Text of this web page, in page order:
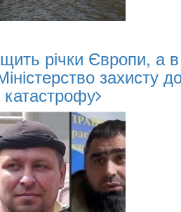
річки Європи, а
захисту